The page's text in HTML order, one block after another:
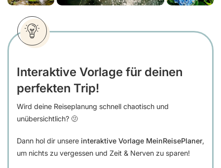
Interaktive Vorlage für deinen
perfekten Trip!
Wird deine Reiseplanung schnell chaotisch und
unübersichtlich? 🫤
Dann hol dir unsere interaktive Vorlage MeinReisePlaner,
um nichts zu vergessen und Zeit & Nerven zu sparen!